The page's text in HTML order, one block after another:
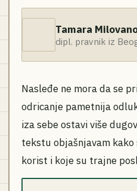
Tamara
dipl. pravnik iz
Nasleđe ne mora da se
odricanje pametnija
iza sebe ostavi više
tekstu objašnjavam
korist i koje su trajne